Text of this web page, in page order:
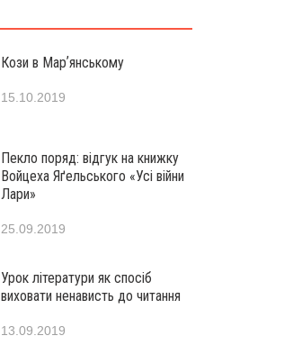
Кози в Марʼянському
15.10.2019
Пекло поряд: відгук на книжку
Войцеха Яґельського «Усі війни
Лари»
25.09.2019
Урок літератури як спосіб
виховати ненависть до читання
13.09.2019